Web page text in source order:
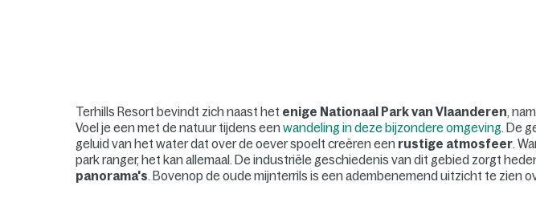
Terhills Resort bevindt zich naast het enige Nationaal Park van Vlaanderen,
Voel je een met de natuur tijdens eenwandeling in deze bijzondere omgeving. De
geluid van het water dat over de oever spoelt creëren een rustige atmosfeer.
park ranger, het kan allemaal. De industriële geschiedenis van dit gebied zorgt
panorama's. Bovenop de oude mijnterrils is een adembenemend uitzicht te zien